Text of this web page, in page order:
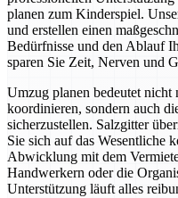
planen zum Kinderspiel.
und erstellen einen
Bedürfnisse und den Ablauf
sparen Sie Zeit, Nerven und
Umzug planen bedeutet
koordinieren, sondern auch
sicherzustellen. Salzgitter
Sie sich auf das Wesentliche
Abwicklung mit dem
Handwerkern oder die
Unterstützung läuft alles